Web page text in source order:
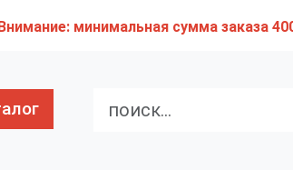
Внимание: минимальная сумма заказа